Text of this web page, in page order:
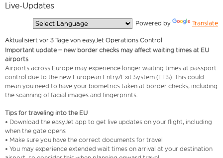
Live-Updates
Powered by Translate
Aktualisiert vor 3 Tage von easyJet Operations Control
Important update – new border checks may affect waiting times at EU
airports
Airports across Europe may experience longer waiting times at passport
control due to the new European Entry/Exit System (EES). This could
mean you need to have your biometrics taken at border checks, including
the scanning of facial images and fingerprints.
Tips for traveling into the EU
• Download the easyJet app to get live updates on your flight, including
when the gate opens
• Make sure you have the correct documents for travel
• You may experience extended wait times on arrival at your destination